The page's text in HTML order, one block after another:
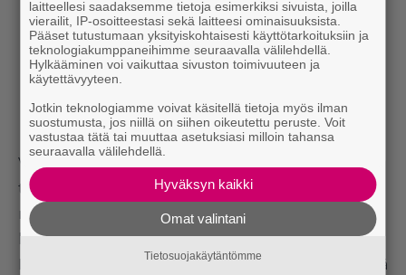
Vuoden 2008Spelunkyjulkaistiin vain Windows-
tietokoneille, ja peliä pyörittävän
moottorin rajoitusten johdosta se tuki vain 4:3-
kuvasuhteita ja pyöri 30 FPS:n nopeudella.
Kotikoodarit ovat sittemmin ratkaisseet kaikki nämä
laitteellesi saadaksemme tietoja esimerkiksi sivuista, joilla
vierailit, IP-osoitteestasi sekä laitteesi ominaisuuksista.
Pääset tutustumaan yksityiskohtaisesti käyttötarkoituksiin ja
teknologiakumppaneihimme seuraavalla välilehdellä.
Hylkääminen voi vaikuttaa sivuston toimivuuteen ja
käytettävyyteen.
Jotkin teknologiamme voivat käsitellä tietoja myös ilman
suostumusta, jos niillä on siihen oikeutettu peruste. Voit
vastustaa tätä tai muuttaa asetuksiasi milloin tahansa
seuraavalla välilehdellä.
Hyväksyn kaikki
Omat valintani
Tietosuojakäytäntömme